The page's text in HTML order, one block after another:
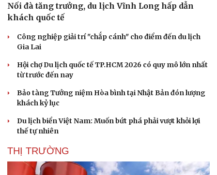
Sức khỏe
Dinh dưỡng - món ngon
Sản phụ khoa
Nhi khoa
Làm đẹp - giảm cân
Phòng mạch online
Ăn sạch sống khỏe
Đời sống
Tình yêu - Gia đình
Nối đà tăng trưởng, du lịch Vĩnh Long hấp dẫn
khách quốc tế
Công nghiệp giải trí "chắp cánh" cho điểm đến du lịch
Gia Lai
Hội chợ Du lịch quốc tế TP.HCM 2026 có quy mô lớn nhất
từ trước đến nay
Bảo tàng Tưởng niệm Hòa bình tại Nhật Bản đón lượng
khách kỷ lục
Du lịch biển Việt Nam: Muốn bứt phá phải vượt khỏi lợi
thế tự nhiên
THỊ TRƯỜNG